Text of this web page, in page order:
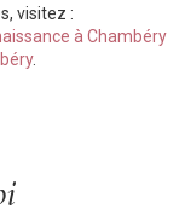
visitez :
à Chambéry
.